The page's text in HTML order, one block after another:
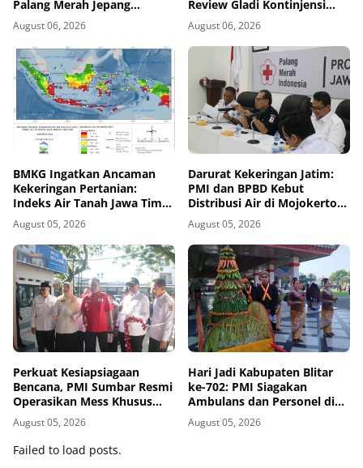
Palang Merah Jepang
Perkuat Kesiapsiagaan
Bencana di Kawasan Pesisir
dan Sekolah
August 06, 2026
Review Gladi Kontinjensi
Erupsi Gunung Kelud
August 06, 2026
BMKG Ingatkan Ancaman
Kekeringan Pertanian:
Indeks Air Tanah Jawa Timur
Agustus 2026 Masuk
Kategori Kurang
August 05, 2026
Darurat Kekeringan Jatim:
PMI dan BPBD Kebut
Distribusi Air di Mojokerto-
Pasuruan
August 05, 2026
Perkuat Kesiapsiagaan
Bencana, PMI Sumbar Resmi
Operasikan Mess Khusus
Relawan Kemanusiaan
August 05, 2026
Hari Jadi Kabupaten Blitar
ke-702: PMI Siagakan
Ambulans dan Personel di
Area Pisowanan Agung
August 05, 2026
Failed to load posts.